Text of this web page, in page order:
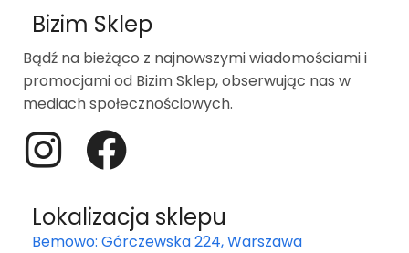
Bizim Sklep
Bądź na bieżąco z najnowszymi wiadomościami i
promocjami od Bizim Sklep, obserwując nas w
mediach społecznościowych.
Lokalizacja sklepu
Bemowo: Górczewska 224, Warszawa